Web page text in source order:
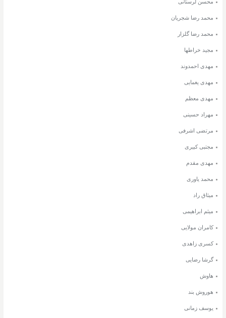
محسن لرستانی
محمد رضا شجریان
محمد رضا گلزار
مجید خراطها
مهدی احمدوند
مهدی یغمایی
مهدی معظم
مهراد حسینی
مرتضی اشرفی
مجتبی کبیری
مهدی مقدم
محمد یاوری
میثاق راد
میثم ابراهیمی
کامران مولایی
کسری زاهدی
گرشا رضایی
هاوش
هوروش بند
یوسف زمانی